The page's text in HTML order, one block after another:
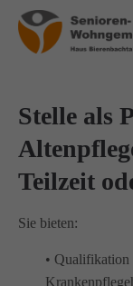
Login
Passwort
Anmelden
Stelle als
Teilzeit
Sie bieten:
• Qualifikation